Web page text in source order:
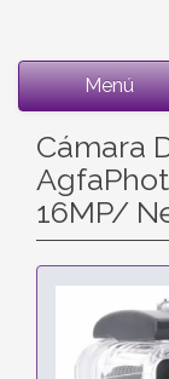
Menú
Cámara
16MP/